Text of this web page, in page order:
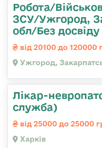
Робота/
ЗСУ/Ужгород,
обл/Без досвіду
від 20100 до 120000
Ужгород,
Лікар-
служба)
від 25000 до 25000
Харків